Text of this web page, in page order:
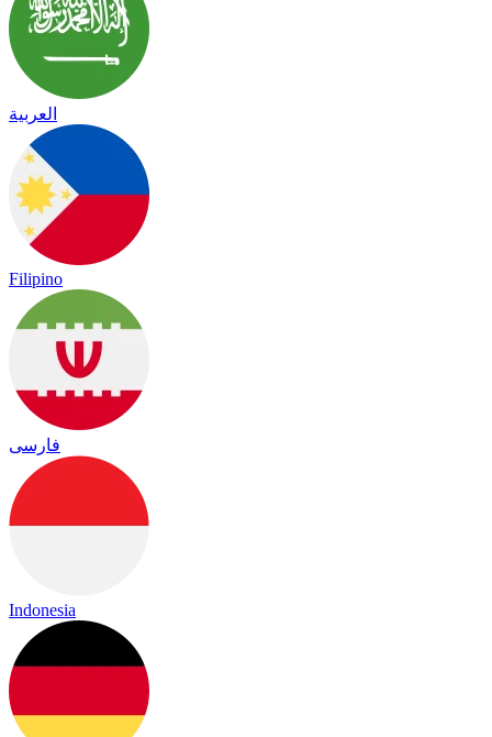
العربية
Filipino
فارسی
Indonesia